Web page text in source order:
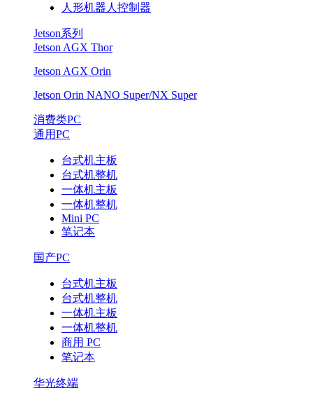
人形机器人控制器
Jetson系列
Jetson AGX Thor
Jetson AGX Orin
Jetson Orin NANO Super/NX Super
消费类PC
通用PC
台式机主板
台式机整机
一体机主板
一体机整机
Mini PC
笔记本
国产PC
台式机主板
台式机整机
一体机主板
一体机整机
商用 PC
笔记本
华光终端